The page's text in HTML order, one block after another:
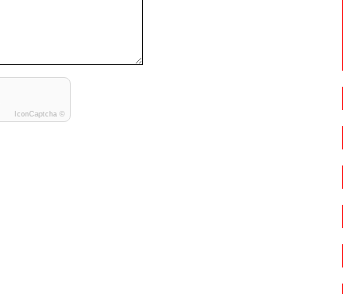
IconCaptcha ©